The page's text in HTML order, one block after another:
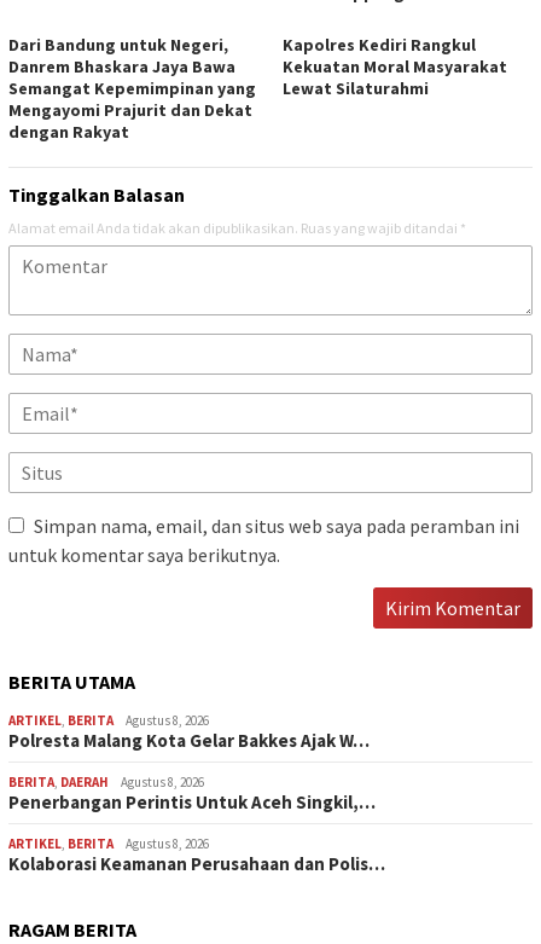
Dari Bandung untuk Negeri,
Danrem Bhaskara Jaya Bawa
Semangat Kepemimpinan yang
Mengayomi Prajurit dan Dekat
dengan Rakyat
Kapolres Kediri Rangkul
Kekuatan Moral Masyarakat
Lewat Silaturahmi
Tinggalkan Balasan
Alamat email Anda tidak akan dipublikasikan. Ruas yang wajib ditandai *
Simpan nama, email, dan situs web saya pada peramban ini
untuk komentar saya berikutnya.
BERITA UTAMA
ARTIKEL, BERITA Agustus 8, 2026
Polresta Malang Kota Gelar Bakkes Ajak W…
BERITA, DAERAH Agustus 8, 2026
Penerbangan Perintis Untuk Aceh Singkil,…
ARTIKEL, BERITA Agustus 8, 2026
Kolaborasi Keamanan Perusahaan dan Polis…
RAGAM BERITA